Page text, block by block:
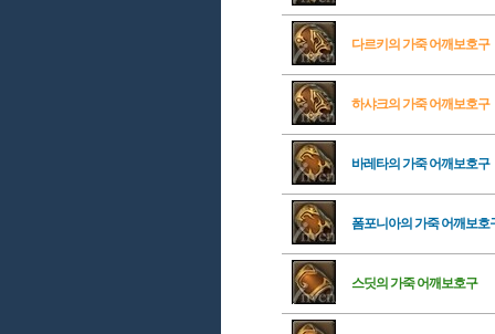
다르키의 가죽 어깨보호구
하샤크의 가죽 어깨보호구
바레타의 가죽 어깨보호구
폼포니아의 가죽 어깨보호
스딧의 가죽 어깨보호구